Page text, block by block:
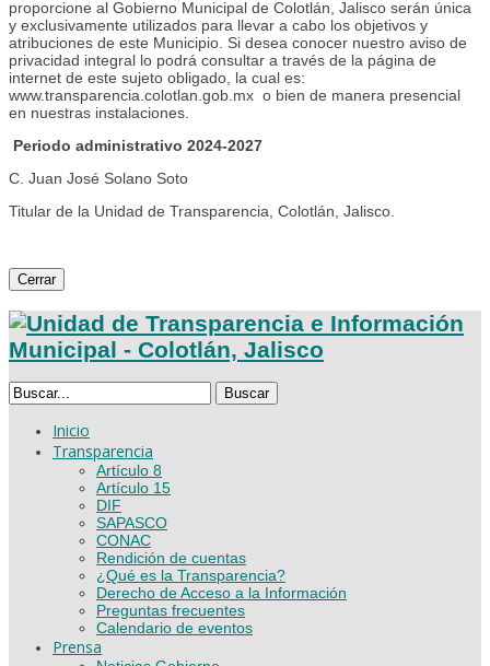
proporcione al Gobierno Municipal de Colotlán, Jalisco serán única
y exclusivamente utilizados para llevar a cabo los objetivos y
atribuciones de este Municipio. Si desea conocer nuestro aviso de
privacidad integral lo podrá consultar a través de la página de
internet de este sujeto obligado, la cual es:
www.transparencia.colotlan.gob.mx o bien de manera presencial
en nuestras instalaciones.
Periodo administrativo 2024-2027
C. Juan José Solano Soto
Titular de la Unidad de Transparencia, Colotlán, Jalisco.
Cerrar
Buscar
Inicio
Transparencia
Artículo 8
Artículo 15
DIF
SAPASCO
CONAC
Rendición de cuentas
¿Qué es la Transparencia?
Derecho de Acceso a la Información
Preguntas frecuentes
Calendario de eventos
Prensa